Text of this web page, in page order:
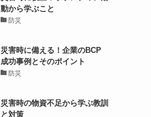
動から学ぶこと
防災
災害時に備える！企業のBCP
成功事例とそのポイント
防災
災害時の物資不足から学ぶ教訓
と対策